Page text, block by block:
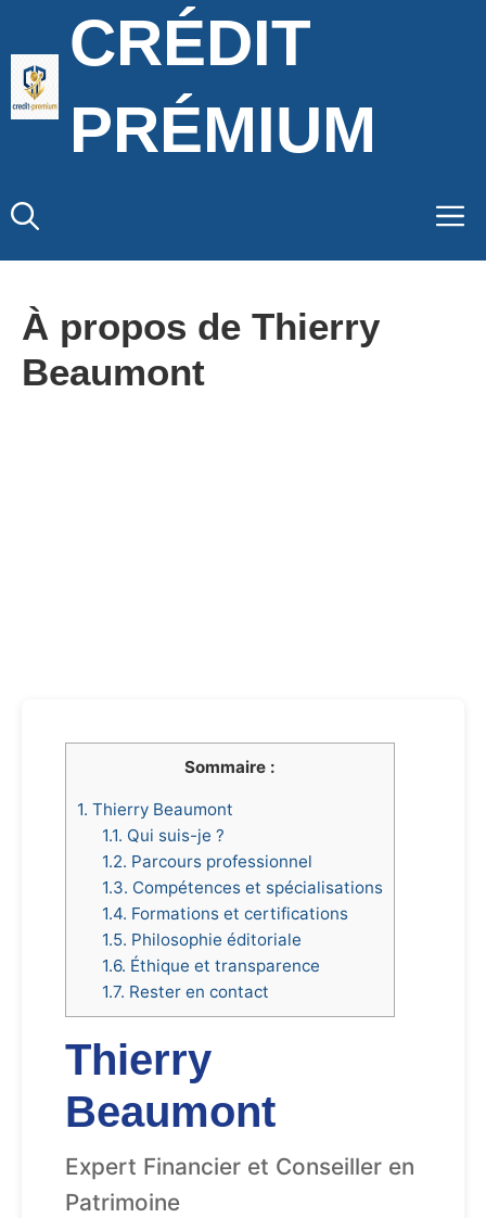
contenu
CRÉDIT
PRÉMIUM
À propos de Thierry
Beaumont
Sommaire :
1. Thierry Beaumont
1.1. Qui suis-je ?
1.2. Parcours professionnel
1.3. Compétences et spécialisations
1.4. Formations et certifications
1.5. Philosophie éditoriale
1.6. Éthique et transparence
1.7. Rester en contact
Thierry
Beaumont
Expert Financier et Conseiller en
Patrimoine